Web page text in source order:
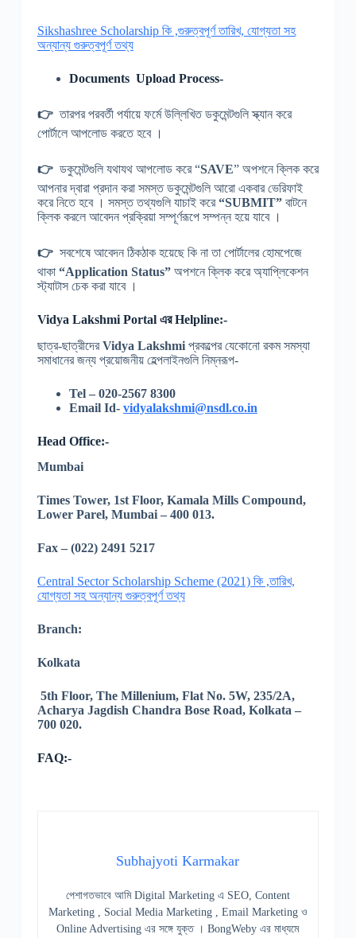
Sikshashree Scholarship কি ,গুরুত্বপূর্ণ তারিখ, যোগ্যতা সহ
অন্যান্য গুরুত্বপূর্ণ তথ্য
Documents Upload Process-
👉 তারপর পরবর্তী পর্যায়ে ফর্মে উল্লিখিত ডকুমেন্টগুলি স্ক্যান করে
পোর্টালে আপলোড করতে হবে ।
👉 ডকুমেন্টগুলি যথাযথ আপলোড করে “SAVE” অপশনে ক্লিক করে
আপনার দ্বারা প্রদান করা সমস্ত ডকুমেন্টগুলি আরো একবার ভেরিফাই
করে নিতে হবে । সমস্ত তথ্যগুলি যাচাই করে“SUBMIT”বাটনে
ক্লিক করলে আবেদন প্রক্রিয়া সম্পূর্ণরূপে সম্পন্ন হয়ে যাবে ।
👉 সবশেষে আবেদন ঠিকঠাক হয়েছে কি না তা পোর্টালের হোমপেজে
থাকা “Application Status” অপশনে ক্লিক করে অ্যাপ্লিকেশন
স্ট্যাটাস চেক করা যাবে ।
Vidya Lakshmi Portal এরHelpline:-
ছাত্র-ছাত্রীদেরVidya Lakshmi প্রকল্পের যেকোনো রকম সমস্যা
সমাধানের জন্য প্রয়োজনীয় হেল্পলাইনগুলি নিম্নরূপ-
Tel – 020-2567 8300
Email Id- vidyalakshmi@nsdl.co.in
Head Office:-
Mumbai
Times Tower, 1st Floor, Kamala Mills Compound,
Lower Parel, Mumbai – 400 013.
Fax – (022) 2491 5217
Central Sector Scholarship Scheme (2021) কি ,তারিখ,
যোগ্যতা সহ অন্যান্য গুরুত্বপূর্ণ তথ্য
Branch:
Kolkata
5th Floor, The Millenium, Flat No. 5W, 235/2A,
Acharya Jagdish Chandra Bose Road, Kolkata –
700 020.
FAQ:-
Subhajyoti Karmakar
পেশাগতভাবে আমি Digital Marketing এ SEO, Content
Marketing , Social Media Marketing , Email Marketing ও
Online Advertising এর সঙ্গে যুক্ত । BongWeby এর মাধ্যমে